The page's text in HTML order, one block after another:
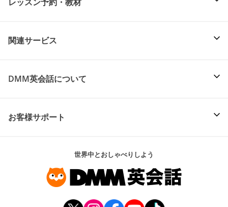
関連サービス
DMM英会話について
お客様サポート
世界中とおしゃべりしよう